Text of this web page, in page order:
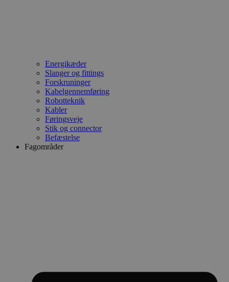
Energikæder
Slanger og fittings
Forskruninger
Kabelgennemføring
Robotteknik
Kabler
Føringsveje
Stik og connector
Befæstelse
Fagområder